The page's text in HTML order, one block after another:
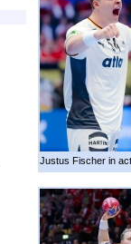
Justus Fischer in